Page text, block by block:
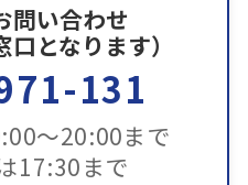
問い合わせ
口となります）
131
～20:00まで
17:30まで